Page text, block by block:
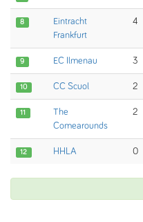
8
Eintracht
Frankfurt
4
9 EC Ilmenau 3
10 CC Scuol 2
11
The
Comearounds
2
12 HHLA 0